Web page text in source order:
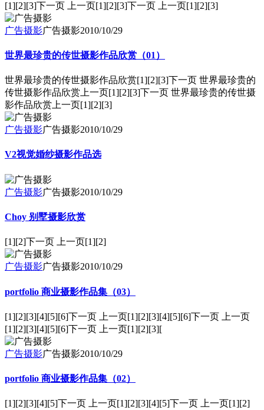
[1][2][3]下一页 上一页[1][2][3]下一页 上一页[1][2][3]
广告摄影广告摄影2010/10/29
世界最珍贵的传世摄影作品欣赏（01）
世界最珍贵的传世摄影作品欣赏[1][2][3]下一页 世界最珍贵的
传世摄影作品欣赏上一页[1][2][3]下一页 世界最珍贵的传世摄
影作品欣赏上一页[1][2][3]
广告摄影广告摄影2010/10/29
V2视觉婚纱摄影作品选
广告摄影广告摄影2010/10/29
Choy 别墅摄影欣赏
[1][2]下一页 上一页[1][2]
广告摄影广告摄影2010/10/29
portfolio 商业摄影作品集（03）
[1][2][3][4][5][6]下一页 上一页[1][2][3][4][5][6]下一页 上一页
[1][2][3][4][5][6]下一页 上一页[1][2][3][
广告摄影广告摄影2010/10/29
portfolio 商业摄影作品集（02）
[1][2][3][4][5]下一页 上一页[1][2][3][4][5]下一页 上一页[1][2]